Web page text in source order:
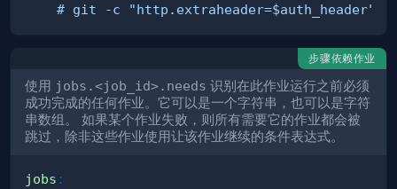
# git -c "http.extraheader=$auth_header"
步骤依赖作业
使用 jobs.<job_id>.needs 识别在此作业运行之前必须
成功完成的任何作业。它可以是一个字符串，也可以是字符
串数组。 如果某个作业失败，则所有需要它的作业都会被
跳过，除非这些作业使用让该作业继续的条件表达式。
jobs :